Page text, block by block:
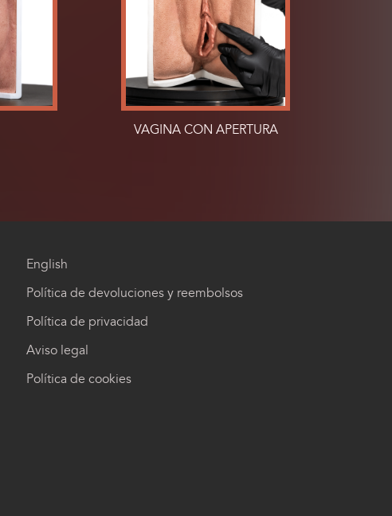
VAGINA CON APERTURA
English
Política de devoluciones y reembolsos
Política de privacidad
Aviso legal
Política de cookies